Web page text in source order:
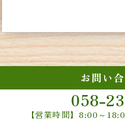
お問い
058-
【営業時間】8:00～